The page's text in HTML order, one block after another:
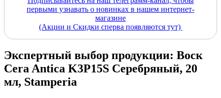
первыми узнавать о новинках в нашем интернет-
магазине
(Акции и Скидки сперва появляются тут)
Экспертный выбор продукции: Воск
Cera Antica K3P15S Серебряный, 20
мл, Stamperia